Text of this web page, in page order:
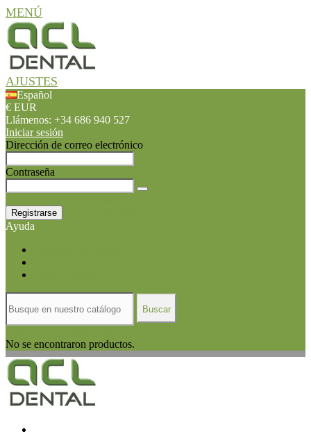
MENÚ
AJUSTES
Español
€ EUR
Llámenos: +34 686 940 527
Iniciar sesión
Dirección de correo electrónico
Contraseña
Registrarse
Ayuda
Buscar
No se encontraron productos.